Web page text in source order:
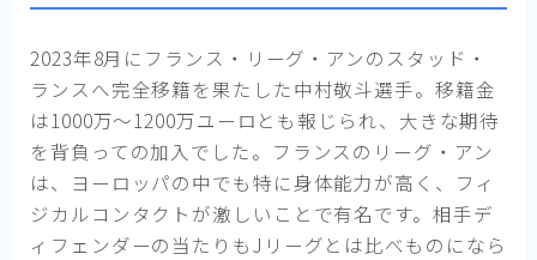
2023年8月にフランス・リーグ・アンのスタッド・
ランスへ完全移籍を果たした中村敬斗選手。移籍金
は1000万〜1200万ユーロとも報じられ、大きな期待
を背負っての加入でした。フランスのリーグ・アン
は、ヨーロッパの中でも特に身体能力が高く、フィ
ジカルコンタクトが激しいことで有名です。相手デ
ィフェンダーの当たりもJリーグとは比べものになら